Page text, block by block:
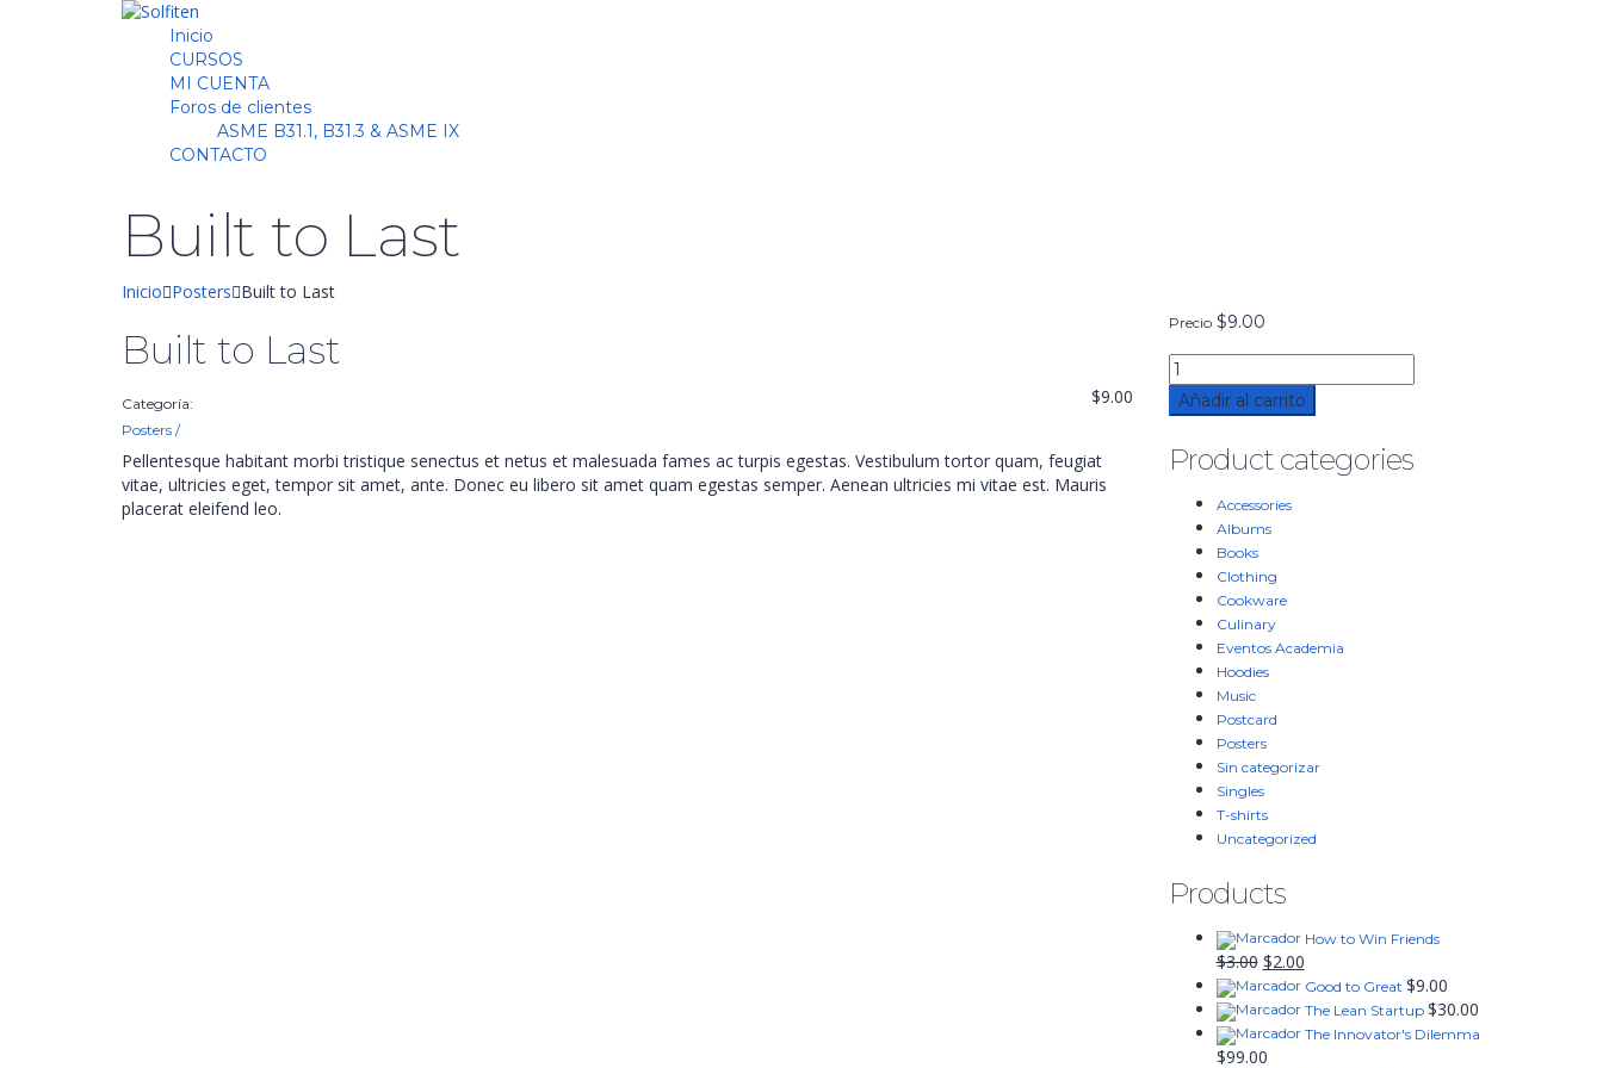
Inicio
CURSOS
MI CUENTA
Foros de clientes
ASME B31.1, B31.3 & ASME IX
CONTACTO
Built to Last
Inicio Posters Built to Last
Built to Last
Categoría:
Posters /
$9.00
Pellentesque habitant morbi tristique senectus et netus et malesuada fames ac turpis egestas. Vestibulum tortor quam, feugiat
vitae, ultricies eget, tempor sit amet, ante. Donec eu libero sit amet quam egestas semper. Aenean ultricies mi vitae est. Mauris
placerat eleifend leo.
Precio $9.00
Añadir al carrito
Product categories
Accessories
Albums
Books
Clothing
Cookware
Culinary
Eventos Academia
Hoodies
Music
Postcard
Posters
Sin categorizar
Singles
T-shirts
Uncategorized
Products
How to Win Friends
$3.00 El
precio
original
era:
$3.00.
$2.00El
precio
actual
es:
Good to Great $9.00
The Lean Startup $30.00
The Innovator's Dilemma
$99.00